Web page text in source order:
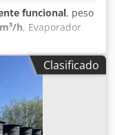
funcional, peso
h, Evaporador
a 0 °C de
de
450 mm, 4
contra la
Clasificado